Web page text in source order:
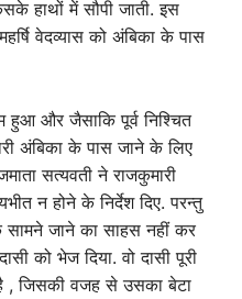
हाथों में सौपी जाती. इस
वेदव्यास को अंबिका के पास
हुआ और जैसाकि पूर्व निश्चित
अंबिका के पास जाने के लिए
सत्यवती ने राजकुमारी
न होने के निर्देश दिए. परन्तु
सामने जाने का साहस नहीं कर
को भेज दिया. वो दासी पूरी
, जिसकी वजह से उसका बेटा